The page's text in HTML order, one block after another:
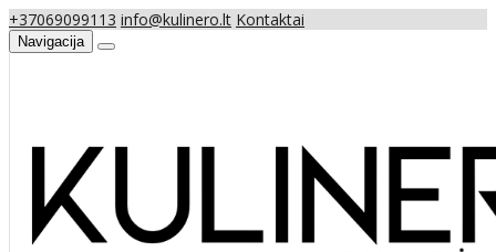
+37069099113 info@kulinero.lt Kontaktai
Navigacija